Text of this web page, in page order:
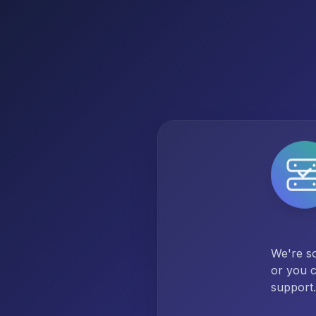
We're
or you
support.